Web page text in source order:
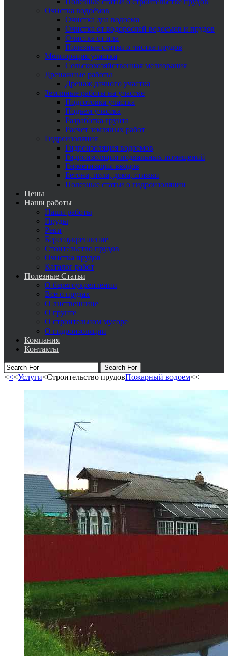
Очистка водоёмов
Очистка дна водоема
Очистка от водорослей водоемов и прудов
Очистка от ила
Полезные статьи о чистке прудов
Мелиорация участка
Сельскохозяйственная мелиорация
Дренажные работы
Дренаж дачного участка
Земляные работы на участке
Подготовка участка
Подъем участка
Разработка грунта
Расчет земляных работ
Гидроизоляция
Гидроизоляция водоемов
Гидроизоляция подвальных помещений
Герметизация вводов
Бетона, пола, дома, стяжки
Полезные статьи о гидроизоляции
Цены
Наши работы
Наши работы
Пруды
Реки
Берегоукрепление
Стоительство прудов
Очистка прудов
Каталог работ
Полезные Статьи
О берегоукреплении
Все о прудах
О лиственнице
О грунте
О строительном мусоре
О гидроизоляции
Компания
Контакты
Search For
<<<Услуги<Строительство прудовПожарный водоем<<